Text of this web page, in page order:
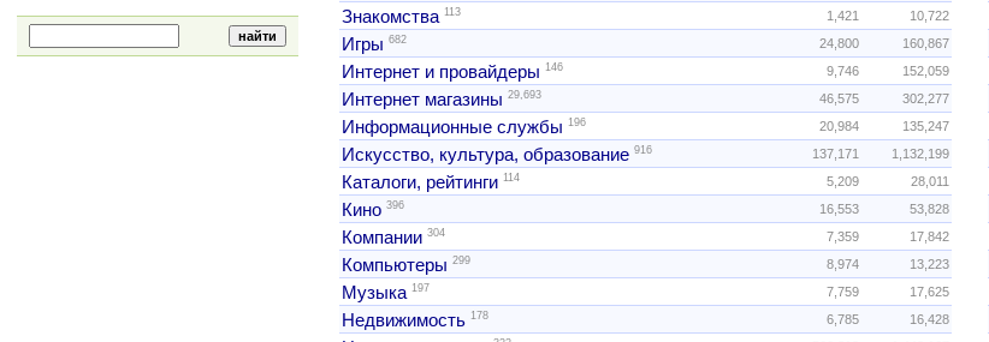
Знакомства 113 1,421 10,722
Игры 682 24,800 160,867
Интернет и провайдеры 146 9,746 152,059
Интернет магазины 29,693 46,575 302,277
Информационные службы 196 20,984 135,247
Искусство, культура, образование 916 137,171 1,132,199
Каталоги, рейтинги 114 5,209 28,011
Кино 396 16,553 53,828
Компании 304 7,359 17,842
Компьютеры 299 8,974 13,223
Музыка 197 7,759 17,625
Недвижимость 178 6,785 16,428